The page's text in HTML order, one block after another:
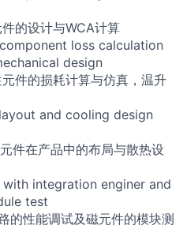
的设计与WCA计算
loss calculation
design
件的损耗计算与仿真，温升
and cooling design
件在产品中的布局与散热设
integration enginer and
test
的性能调试及磁元件的模块测